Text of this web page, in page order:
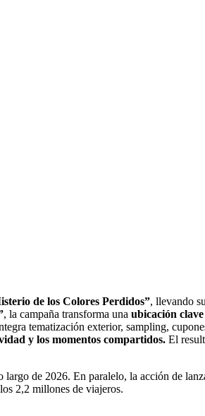
de los Colores Perdidos”, llevando
, la campaña transforma una ubicación
tematización exterior, sampling,
y los momentos compartidos. El
de 2026. En paralelo, la acción de
2,2 millones de viajeros.